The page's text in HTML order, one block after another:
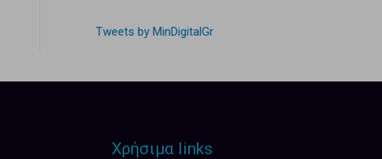
Tweets by MinDigitalGr
Χρήσιμα links